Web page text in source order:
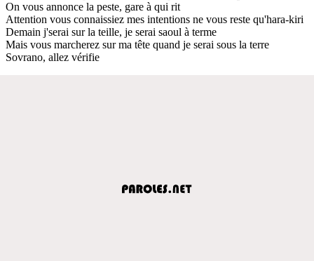
On vous annonce la peste, gare à qui rit
Attention vous connaissiez mes intentions ne vous reste qu'hara-kiri
Demain j'serai sur la teille, je serai saoul à terme
Mais vous marcherez sur ma tête quand je serai sous la terre
Sovrano, allez vérifie